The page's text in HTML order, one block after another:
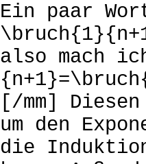
Ein paar
also mach
[/mm]
um den
die